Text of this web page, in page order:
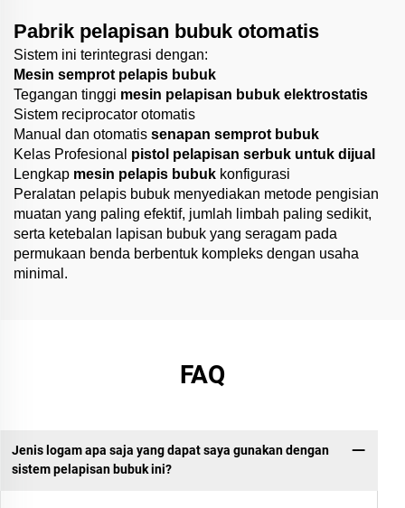
Pabrik pelapisan bubuk otomatis
Sistem ini terintegrasi dengan:
Mesin semprot pelapis bubuk
Tegangan tinggi mesin pelapisan bubuk elektrostatis
Sistem reciprocator otomatis
Manual dan otomatis senapan semprot bubuk
Kelas Profesional pistol pelapisan serbuk untuk dijual
Lengkap mesin pelapis bubuk konfigurasi
Peralatan pelapis bubuk menyediakan metode pengisian
muatan yang paling efektif, jumlah limbah paling sedikit,
serta ketebalan lapisan bubuk yang seragam pada
permukaan benda berbentuk kompleks dengan usaha
minimal.
FAQ
Jenis logam apa saja yang dapat saya gunakan dengan
sistem pelapisan bubuk ini?